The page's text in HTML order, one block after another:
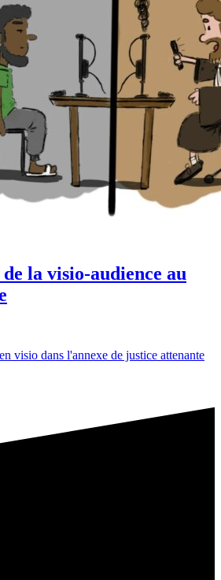
la visio-audience au
visio dans l'annexe de justice attenante